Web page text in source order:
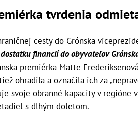
tvrdenia
cesty do Grónska
financií do obyvateľov
premiérka Matte
ohradila a označila ich za
svoje obranné kapacity v
s dlhým doletom.